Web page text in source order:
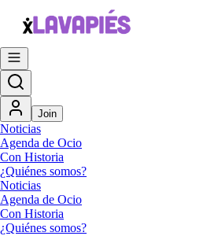
Join
Noticias
Agenda de Ocio
Con Historia
¿Quiénes somos?
Noticias
Agenda de Ocio
Con Historia
¿Quiénes somos?